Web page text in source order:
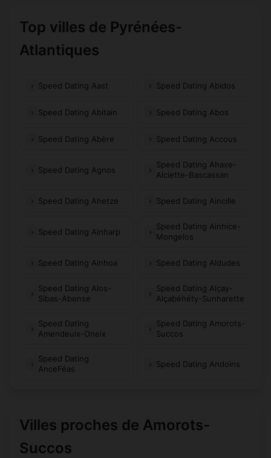
Top villes de Pyrénées-
Atlantiques
Speed Dating Aast Speed Dating Abidos
Speed Dating Abitain Speed Dating Abos
Speed Dating Abère Speed Dating Accous
Speed Dating Agnos
Speed Dating Ahaxe-
Alciette-Bascassan
Speed Dating Ahetze Speed Dating Aincille
Speed Dating Ainharp
Speed Dating Ainhice-
Mongelos
Speed Dating Ainhoa Speed Dating Aldudes
Speed Dating Alos-
Sibas-Abense
Speed Dating Alçay-
Alçabéhéty-Sunharette
Speed Dating
Amendeuix-Oneix
Speed Dating Amorots-
Succos
Speed Dating
AnceFéas
Speed Dating Andoins
Villes proches de Amorots-
Succos